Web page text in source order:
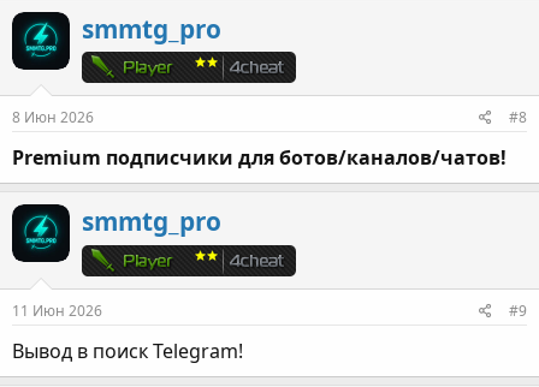
smmtg_pro
8 Июн 2026 #8
Premium подписчики для ботов/каналов/чатов!
smmtg_pro
11 Июн 2026 #9
Вывод в поиск Telegram!